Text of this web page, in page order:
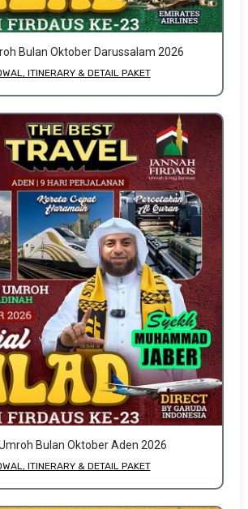
Bulan Oktober Darussalam 2026
ITINERARY & DETAIL PAKET
Bulan Oktober Aden 2026
ITINERARY & DETAIL PAKET